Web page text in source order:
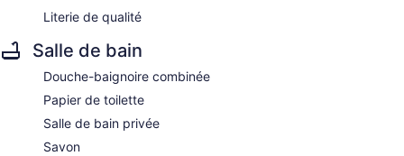
Literie de qualité
Salle de bain
Douche-baignoire combinée
Papier de toilette
Salle de bain privée
Savon